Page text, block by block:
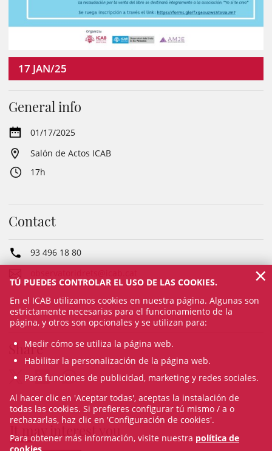
17 JAN/25
General info
01/17/2025
Salón de Actos ICAB
17h
Contact
93 496 18 80
Share
It may interest you
TÚ PUEDES CONTROLAR EL USO DE LAS COOKIES.
En el ICAB utilizamos cookies en nuestra página. Algunas son
estrictamente necesarias para el funcionamiento de la
página, y otros son opcionales y se utilizan para:
Medir cómo se utiliza la página web.
Habilitar la personalización de la página web.
Para funciones de publicidad, marketing y redes sociales.
Al hacer clic en 'Aceptar todas', aceptas la instalación de
todas las cookies. Si prefieres configurar tú mismo / a o
rechazarlas, haz clic en 'Configuración de cookies'.
Para obtener más información, visite nuestra política de
×